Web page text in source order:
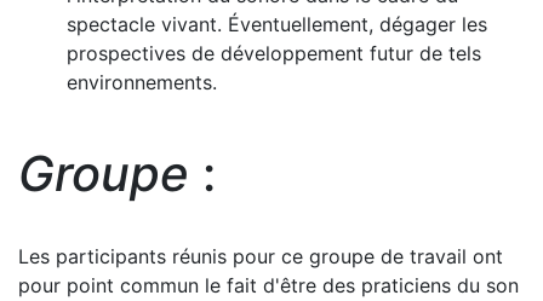
spectacle vivant. Éventuellement, dégager les
prospectives de développement futur de tels
environnements.
Groupe :
Les participants réunis pour ce groupe de travail ont
pour point commun le fait d'être des praticiens du son